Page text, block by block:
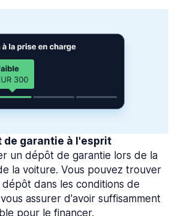
de garantie à l'esprit
un dépôt de garantie lors de la
la voiture. Vous pouvez trouver
dans les conditions de
assurer d'avoir suffisamment
pour le financer.